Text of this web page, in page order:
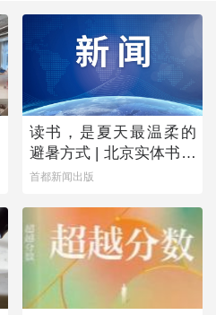
读书，是夏天最温柔的
避暑方式 | 北京实体书店
活动预告（8月1日-8月7
首都新闻出版